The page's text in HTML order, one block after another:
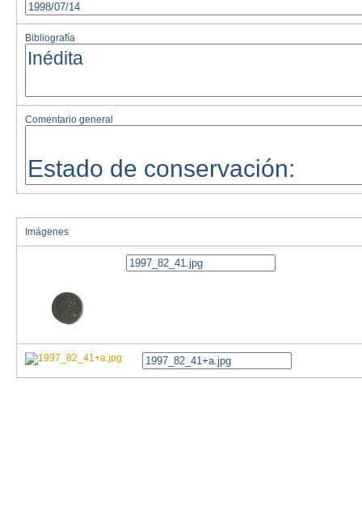
Bibliografía
Comentario general
Imágenes